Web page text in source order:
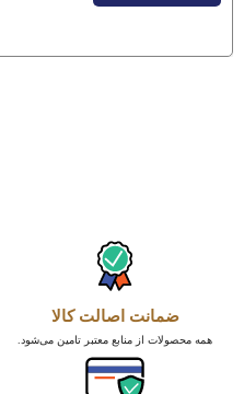
ضمانت اصالت کالا
همه محصولات از منابع معتبر تامین می‌شود.